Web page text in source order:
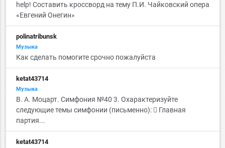
help! Составить кроссворд на тему П.И. Чайковский опера
«Евгений Онегин»​​​​​​​
polinatribunsk
Музыка
Как сделать помогите срочно пожалуйста
ketat43714
Музыка
В. А. Моцарт. Симфония №40 3. Охарактеризуйте
следующие темы симфонии (письменно):  Главная
партия...
ketat43714